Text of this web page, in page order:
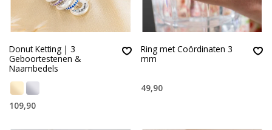
Donut Ketting | 3
Geboortestenen &
Naambedels
109,90
Ring met Coördinaten 3
mm
49,90